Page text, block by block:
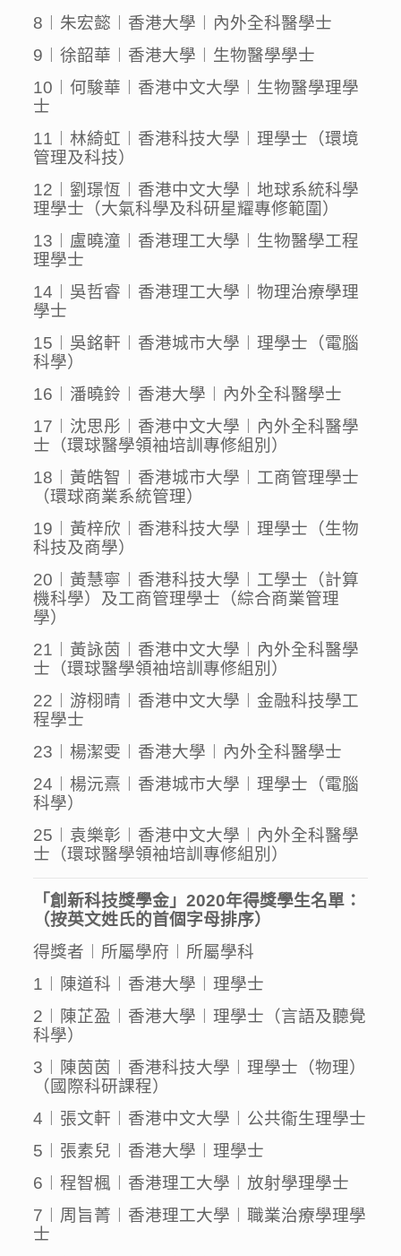
8︱朱宏懿︱香港大學︱內外全科醫學士
9︱徐韶華︱香港大學︱生物醫學學士
10︱何駿華︱香港中文大學︱生物醫學理學
士
11︱林綺虹︱香港科技大學︱理學士（環境
管理及科技）
12︱劉璟恆︱香港中文大學︱地球系統科學
理學士（大氣科學及科研星耀專修範圍）
13︱盧曉潼︱香港理工大學︱生物醫學工程
理學士
14︱吳哲睿︱香港理工大學︱物理治療學理
學士
15︱吳銘軒︱香港城市大學︱理學士（電腦
科學）
16︱潘曉鈴︱香港大學︱內外全科醫學士
17︱沈思彤︱香港中文大學︱內外全科醫學
士（環球醫學領袖培訓專修組別）
18︱黃皓智︱香港城市大學︱工商管理學士
（環球商業系統管理）
19︱黃梓欣︱香港科技大學︱理學士（生物
科技及商學）
20︱黃慧寧︱香港科技大學︱工學士（計算
機科學）及工商管理學士（綜合商業管理
學）
21︱黃詠茵︱香港中文大學︱內外全科醫學
士（環球醫學領袖培訓專修組別）
22︱游栩晴︱香港中文大學︱金融科技學工
程學士
23︱楊潔雯︱香港大學︱內外全科醫學士
24︱楊沅熹︱香港城市大學︱理學士（電腦
科學）
25︱袁樂彰︱香港中文大學︱內外全科醫學
士（環球醫學領袖培訓專修組別）
「創新科技獎學金」2020年得獎學生名單：
（按英文姓氏的首個字母排序）
得獎者︱所屬學府︱所屬學科
1︱陳道科︱香港大學︱理學士
2︱陳芷盈︱香港大學︱理學士（言語及聽覺
科學）
3︱陳茵茵︱香港科技大學︱理學士（物理）
（國際科研課程）
4︱張文軒︱香港中文大學︱公共衞生理學士
5︱張素兒︱香港大學︱理學士
6︱程智楓︱香港理工大學︱放射學理學士
7︱周旨菁︱香港理工大學︱職業治療學理學
士